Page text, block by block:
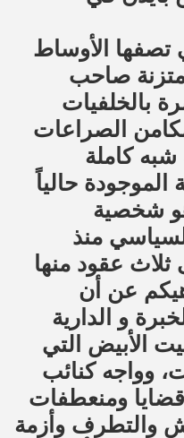
تصفها الأوساط
متزنة صاحب
بالخلفيات
الصراعات
شبه كاملة
الموجودة حالياً
شخصية
منذ
ثلاث عقود منها
عن أن
و الدارية
الأبيض التي
وواجه كنائب
قضايا ومنعطفات
والتطرف وأزمة